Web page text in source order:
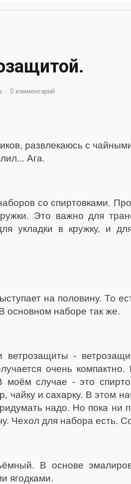
0 комментарий
развлекаюсь с
Ага.
со спиртовками.
Это важно для
укладки в кружку, и
на половину. То
основном наборе так же.
ветрозащиты -
очень
моём случае - это
чайку и сахарку. В этом
надо. Но пока ни
Чехол для набора есть.
В основе
ягодками.